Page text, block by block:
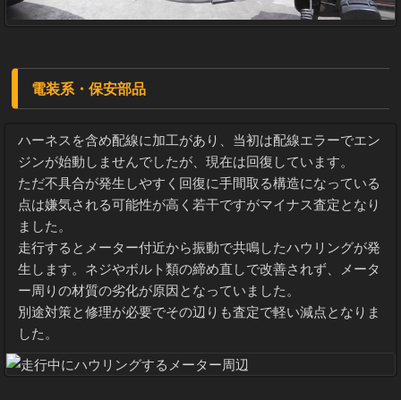
電装系・保安部品
ハーネスを含め配線に加工があり、当初は配線エラーでエン
ジンが始動しませんでしたが、現在は回復しています。
ただ不具合が発生しやすく回復に手間取る構造になっている
点は嫌気される可能性が高く若干ですがマイナス査定となり
ました。
走行するとメーター付近から振動で共鳴したハウリングが発
生します。ネジやボルト類の締め直しで改善されず、メータ
ー周りの材質の劣化が原因となっていました。
別途対策と修理が必要でその辺りも査定で軽い減点となりま
した。